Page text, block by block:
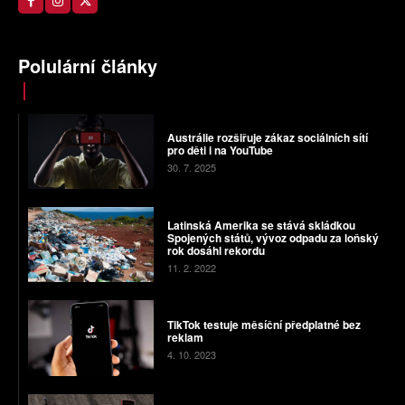
Polulární články
Austrálie rozšiřuje zákaz sociálních sítí
pro děti i na YouTube
30. 7. 2025
Latinská Amerika se stává skládkou
Spojených států, vývoz odpadu za loňský
rok dosáhl rekordu
11. 2. 2022
TikTok testuje měsíční předplatné bez
reklam
4. 10. 2023